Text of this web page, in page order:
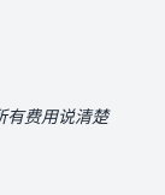
有费用说清楚